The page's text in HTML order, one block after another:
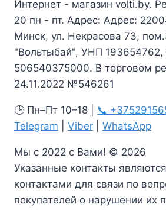
Интернет - магазин volti.by.
20 пн - пт. Адрес: Адрес:
Минск, ул. Некрасова 73,
"Вольтыбай", УНП
506540375000. В торговом
24.11.2022 №546261
🕒 Пн–Пт 10–18 | 📞
Telegram
Viber WhatsApp
Мы с 2022 с Вами! © 2026
Указанные контакты
контактами для связи по
покупателей о нарушении их